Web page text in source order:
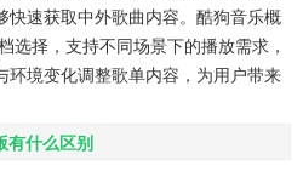
快速获取中外歌曲内容。酷狗音乐概
选择，支持不同场景下的播放需求，
环境变化调整歌单内容，为用户带来
有什么区别